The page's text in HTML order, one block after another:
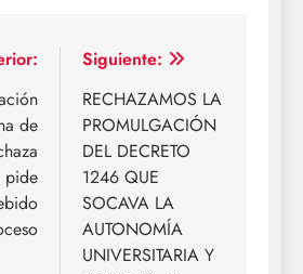
de
pide
Siguiente:
RECHAZAMOS LA
PROMULGACIÓN
DEL DECRETO
1246 QUE
SOCAVA LA
AUTONOMÍA
UNIVERSITARIA Y